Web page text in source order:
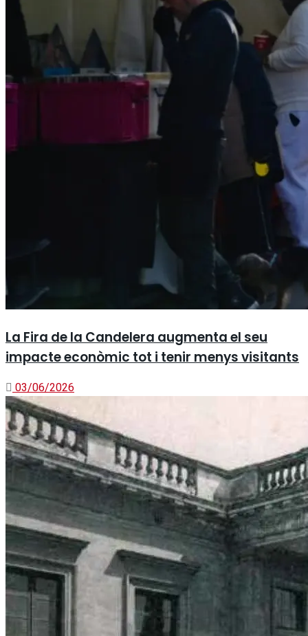
La Fira de la Candelera augmenta el seu
impacte econòmic tot i tenir menys visitants
03/06/2026